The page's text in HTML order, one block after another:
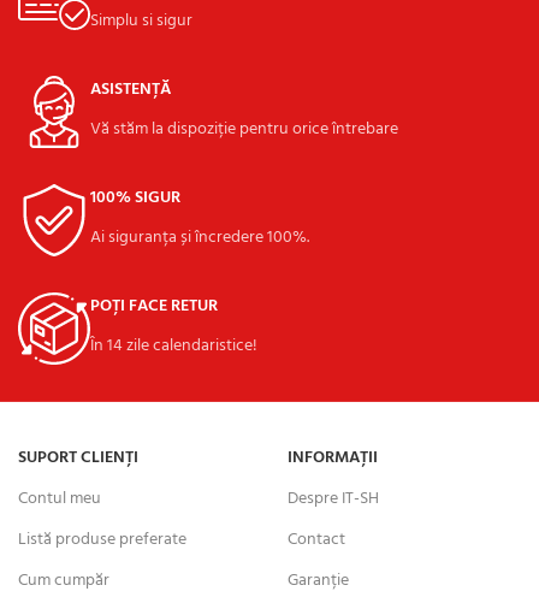
Simplu si sigur
ASISTENȚĂ
Vă stăm la dispoziție pentru orice întrebare
100% SIGUR
Ai siguranța și încredere 100%.
POȚI FACE RETUR
În 14 zile calendaristice!
SUPORT CLIENȚI
Contul meu
Listă produse preferate
Cum cumpăr
INFORMAȚII
Despre IT-SH
Contact
Garanție